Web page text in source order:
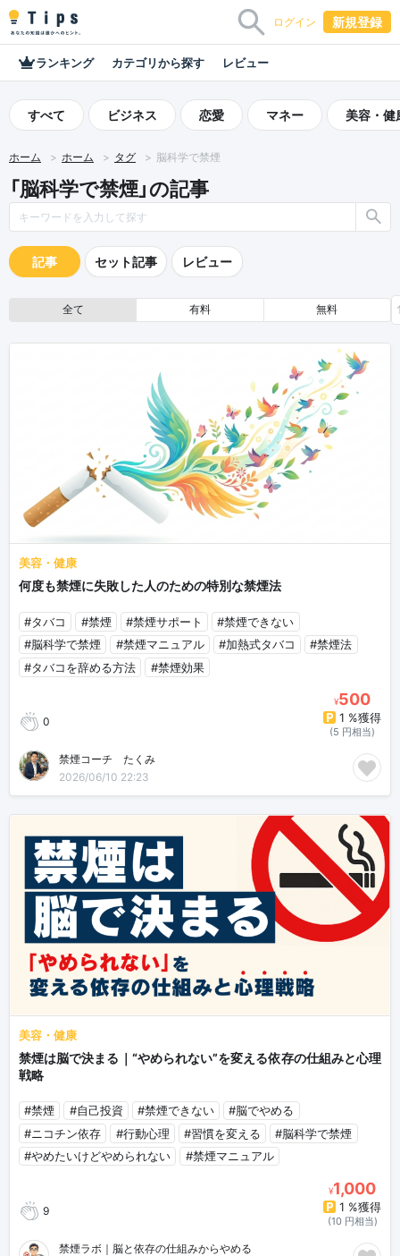
ログイン 新規登録
ランキング カテゴリから探す レビュー
すべて ビジネス 恋愛 マネー 美容・健
ホーム ホーム タグ 脳科学で禁煙
「脳科学で禁煙」の記事
記事 セット記事 レビュー
全て 有料 無料
美容・健康
何度も禁煙に失敗した人のための特別な禁煙法
#タバコ #禁煙 #禁煙サポート
#禁煙できない
#脳科学で禁煙
#禁煙マニュアル #加熱式タバコ
#禁煙法
#タバコを辞める方法
#禁煙効果
0
¥500
1 %獲得
(5 円相当)
禁煙コーチ たくみ
2026/06/10 22:23
美容・健康
禁煙は脳で決まる｜“やめられない”を変える依存の仕組みと心理
戦略
#禁煙 #自己投資 #禁煙できない
#脳でやめる
#ニコチン依存
#行動心理 #習慣を変える
#脳科学で禁煙
#やめたいけどやめられない
#禁煙マニュアル
9
¥1,000
1 %獲得
(10 円相当)
禁煙ラボ｜脳と依存の仕組みからやめる